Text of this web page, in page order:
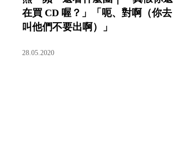
在買 CD 喔？」「呃、對啊（你去
叫他們不要出啊）」
28.05.2020